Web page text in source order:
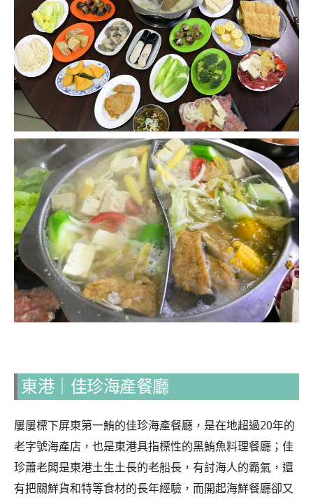
東港 佳珍海產餐廳
屢屢標下屏東第一鮪的佳珍海產餐廳，是在地超過20年的
老字號海產店，也是東港具指標性的黑鮪魚料理餐廳；佳
珍蕭老闆是東港土生土長的老船長，有討海人的霸氣，還
有把關鮮貨和特等食材的長年經驗，而開起海鮮餐廳卻又